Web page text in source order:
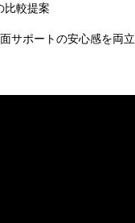
比較提案
サポートの安心感を両立